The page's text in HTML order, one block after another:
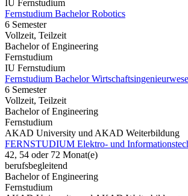
IU Fernstudium
Fernstudium Bachelor Robotics
6 Semester
Vollzeit, Teilzeit
Bachelor of Engineering
Fernstudium
IU Fernstudium
Fernstudium Bachelor
6 Semester
Vollzeit, Teilzeit
Bachelor of Engineering
Fernstudium
AKAD University und AKAD Weiterbildung
FERNSTUDIUM Elektro- und
42, 54 oder 72 Monat(e)
berufsbegleitend
Bachelor of Engineering
Fernstudium